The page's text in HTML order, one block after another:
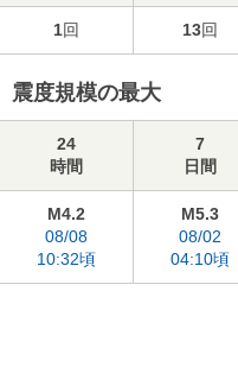
1回 13回
震度規模の最大
24
時間
7
日間
M4.2
08/08
10:32頃
M5.3
08/02
04:10頃